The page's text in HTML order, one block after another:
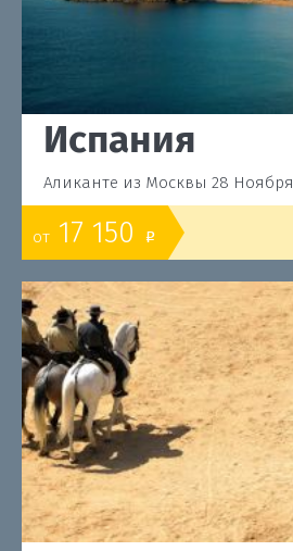
Испания
Аликанте из Москвы 28 Ноября
от 17 150 o